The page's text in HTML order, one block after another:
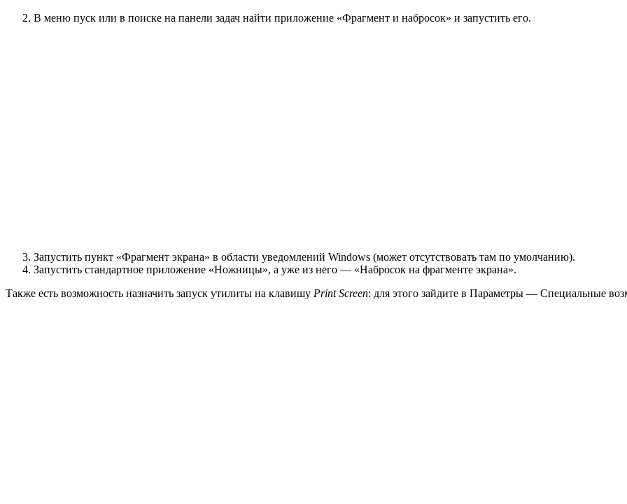
В меню пуск или в поиске на панели задач найти приложение «Фрагмент и набросок» и запустить его.
Запустить пункт «Фрагмент экрана» в области уведомлений Windows (может отсутствовать там по умолчанию).
Запустить стандартное приложение «Ножницы», а уже из него — «Набросок на фрагменте экрана».
Также есть возможность назначить запуск утилиты на клавишу Print Screen: для этого зайдите в Параметры — Специальные